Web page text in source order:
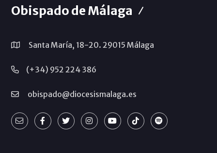
Obispado de Málaga
Santa María, 18-20. 29015 Málaga
(+34) 952 224 386
obispado@diocesismalaga.es